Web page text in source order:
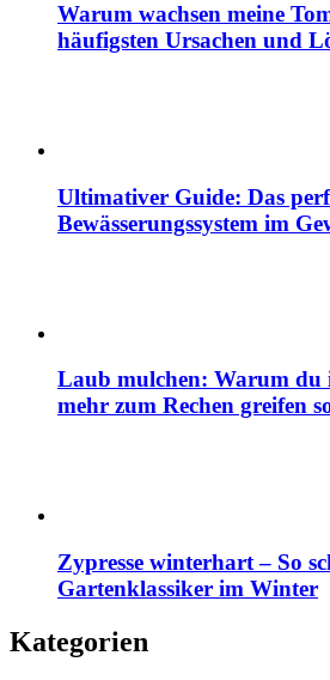
Warum wachsen meine
häufigsten Ursachen und
Ultimativer Guide: Das
Bewässerungssystem im
Laub mulchen: Warum du
mehr zum Rechen greifen
Zypresse winterhart – So
Gartenklassiker im Winter
Kategorien